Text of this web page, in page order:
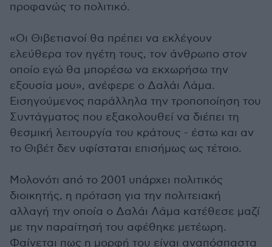
προφανώς το πολιτικό.
«Οι Θιβετιανοί θα πρέπει να εκλέγουν
ελεύθερα τον ηγέτη τους, τον άνθρωπο στον
οποίο εγώ θα μπορέσω να εκχωρήσω την
εξουσία μου», ανέφερε ο Δαλάι Λάμα.
Εισηγούμενος παράλληλα την τροποποίηση του
Συντάγματος που εξακολουθεί να διέπει τη
θεσμική λειτουργία του κράτους - έστω και αν
το Θιβέτ δεν υφίσταται επισήμως ως τέτοιο.
Μολονότι από το 2001 υπάρχει πολιτικός
διοικητής, η πρόταση για την πολιτειακή
αλλαγή την οποία ο Δαλάι Λάμα κατέθεσε μαζί
με την παραίτησή του αφέθηκε μετέωρη.
Φαίνεται πως η μορφή του είναι αναπόσπαστα